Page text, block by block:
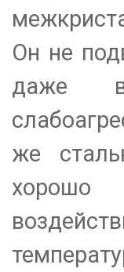
Он не
даже
же